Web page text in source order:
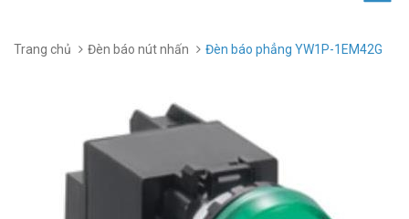
Trang chủ Đèn báo nút nhấn Đèn báo phẳng YW1P-1EM42G